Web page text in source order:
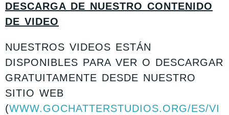
DESCARGA DE NUESTRO CONTENIDO
DE VIDEO
NUESTROS VIDEOS ESTÁN
DISPONIBLES PARA VER O DESCARGAR
GRATUITAMENTE DESDE NUESTRO
SITIO WEB
(WWW.GOCHATTERSTUDIOS.ORG/ES/VI